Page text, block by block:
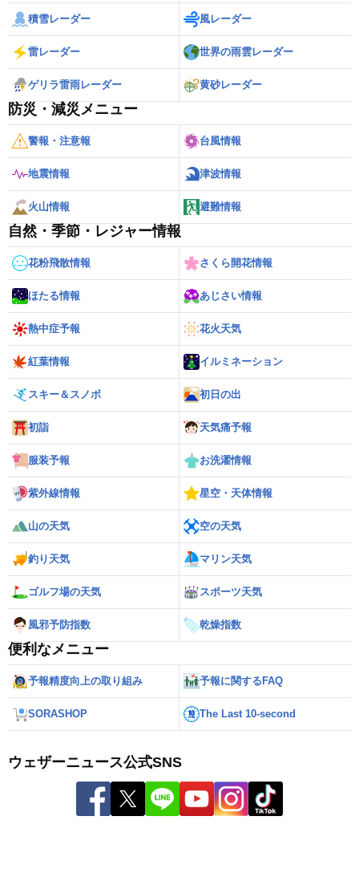
積雪レーダー 風レーダー
雷レーダー 世界の雨雲レーダー
ゲリラ雷雨レーダー 黄砂レーダー
防災・減災メニュー
警報・注意報 台風情報
地震情報 津波情報
火山情報 避難情報
自然・季節・レジャー情報
花粉飛散情報 さくら開花情報
ほたる情報 あじさい情報
熱中症予報 花火天気
紅葉情報 イルミネーション
スキー＆スノボ 初日の出
初詣 天気痛予報
服装予報 お洗濯情報
紫外線情報 星空・天体情報
山の天気 空の天気
釣り天気 マリン天気
ゴルフ場の天気 スポーツ天気
風邪予防指数 乾燥指数
便利なメニュー
予報精度向上の取り組み 予報に関するFAQ
SORASHOP The Last 10-second
ウェザーニュース公式SNS